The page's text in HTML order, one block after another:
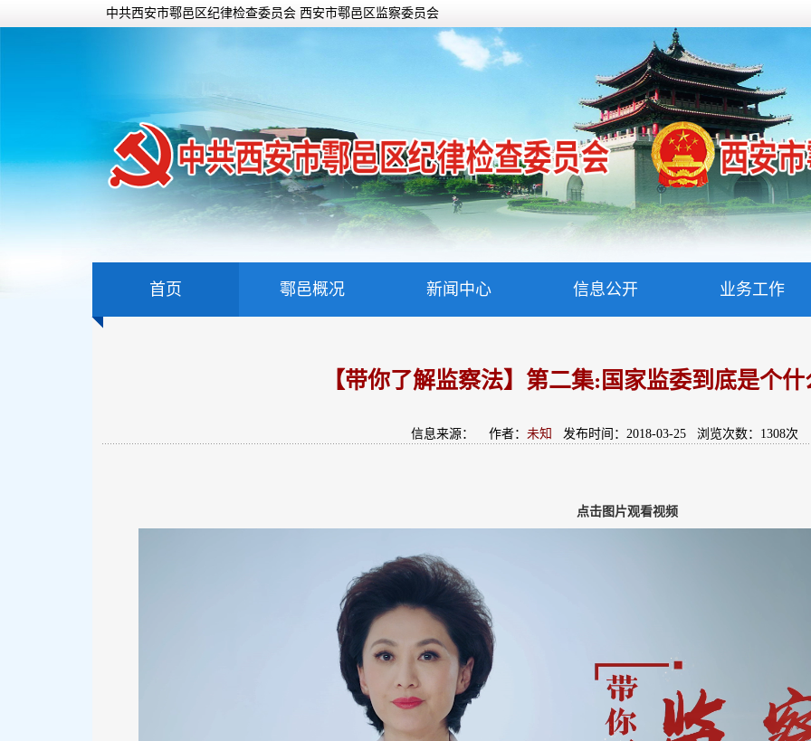
中共西安市鄠邑区纪律检查委员会 西安市鄠邑区监察委员会
首页 鄠邑概况 新闻中心 信息公开 业务工作
【带你了解监察法】第二集:国家监委到底是个
信息来源： 作者： 未知 发布时间：2018-03-25 浏览次数： 1308次
点击图片观看视频